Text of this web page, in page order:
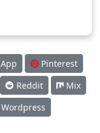
Pinterest
Reddit
Mix
Wordpress